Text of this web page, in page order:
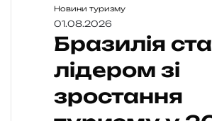
Новини туризму
01.08.2026
Бразилія
лідером зі
зростання